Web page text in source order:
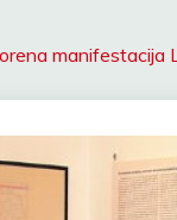
manifestacija